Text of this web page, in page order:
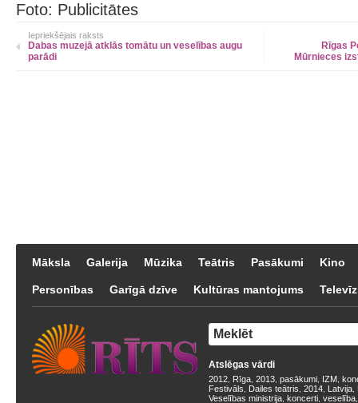
Foto: Publicitātes
Iepriekšējais raksts
Dabas muzejā atklās tomātu un veselības augu
parādi
Rīgas
Mūrnieces
Māksla Galerija Mūzika Teātris Pasākumi Kino
Personības Garīgā dzīve Kultūras mantojums
Atslēgas vārdi
2012 Rīga 2013 pasākumi IZM
Festivāls
Dailes teātris 2014 Latvija
Veselības ministrija koncerti veselība